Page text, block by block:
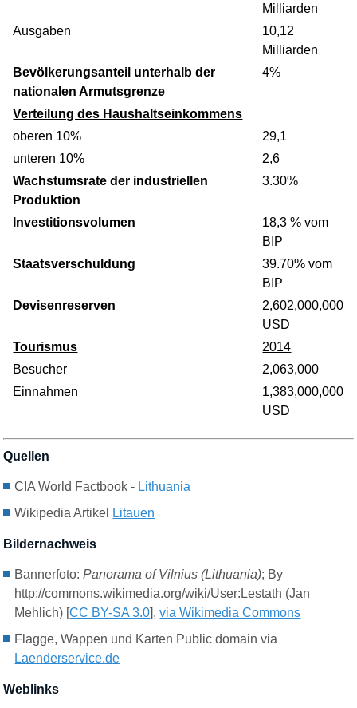
Milliarden
Ausgaben
10,12
Milliarden
Bevölkerungsanteil unterhalb der
nationalen Armutsgrenze
4%
Verteilung des Haushaltseinkommens
oberen 10%
29,1
unteren 10%
2,6
Wachstumsrate der industriellen
Produktion
3.30%
Investitionsvolumen
18,3 % vom
BIP
Staatsverschuldung
39.70% vom
BIP
Devisenreserven
2,602,000,000
USD
Tourismus
2014
Besucher
2,063,000
Einnahmen
1,383,000,000
USD
Quellen
CIA World Factbook - Lithuania
Wikipedia Artikel
Litauen
Bildernachweis
Bannerfoto: Panorama of Vilnius (Lithuania); By
http://commons.wikimedia.org/wiki/User:Lestath (Jan
Mehlich) [CC BY-SA 3.0],via Wikimedia Commons
Flagge, Wappen und Karten Public domain via
Laenderservice.de
Weblinks